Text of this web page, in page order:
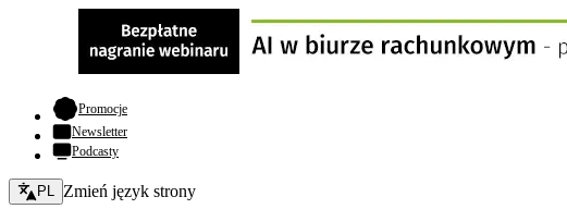
Promocje- otwiera się w nowej karcie
Newsletter
Podcasty
Zmień język - bieżący:
PL Zmień język strony